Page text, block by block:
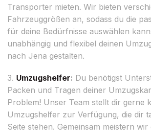
Transporter mieten. Wir bieten
Fahrzeuggrößen an, sodass du die
für deine Bedürfnisse auswählen
unabhängig und flexibel deinen
nach Jena gestalten.
3. Umzugshelfer: Du benötigst
Packen und Tragen deiner
Problem! Unser Team stellt dir gerne
Umzugshelfer zur Verfügung, die dir
Seite stehen. Gemeinsam meistern